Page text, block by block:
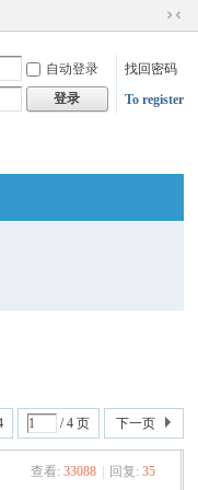
切
到
窄
自动登录
找回密码
登录 To register
/ 4 页 下一页
查看: 33088 回复: 35